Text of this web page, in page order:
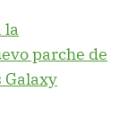
la
parche de
Galaxy